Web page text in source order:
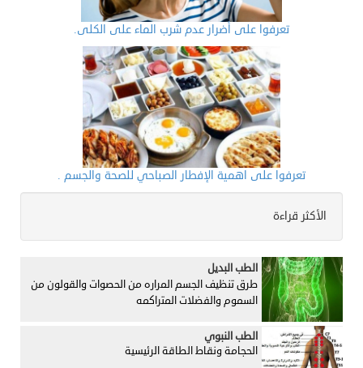
تعرفوا على أضرار عدم شرب الماء على الكلى.
تعرفوا على اهمية الإفطار الصباحي للصحة والجسم .
الأكثر قراءة
الطب البديل
طرق تنظيف الجسم المراره من الحصوات والقولون من
السموم والفضلات المتراكمه
الطب النبوي
الحجامة ونقاط الطاقة الرئيسية